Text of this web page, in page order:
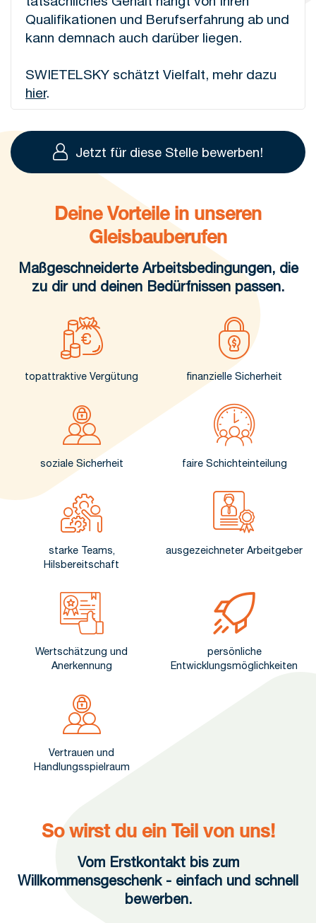
Qualifikationen und Berufserfahrung ab und
kann demnach auch darüber liegen.
SWIETELSKY schätzt Vielfalt, mehr dazu
hier.
Jetzt für diese Stelle bewerben!
Deine Vorteile in unseren
Gleisbauberufen
Maßgeschneiderte Arbeitsbedingungen, die
zu dir und deinen Bedürfnissen passen.
topattraktive Vergütung finanzielle Sicherheit
soziale Sicherheit faire Schichteinteilung
starke Teams,
Hilsbereitschaft
ausgezeichneter Arbeitgeber
Wertschätzung und
Anerkennung
persönliche
Entwicklungsmöglichkeiten
Vertrauen und
Handlungsspielraum
So wirst du ein Teil von uns!
Vom Erstkontakt bis zum
Willkommensgeschenk - einfach und schnell
bewerben.